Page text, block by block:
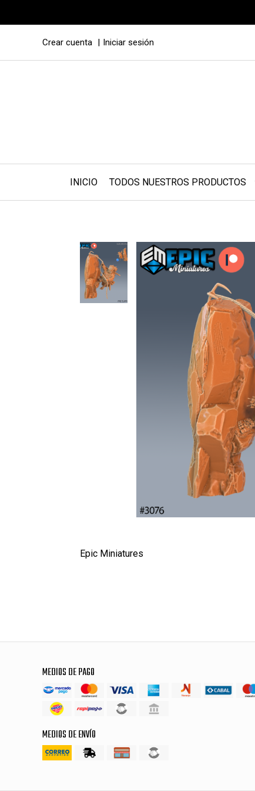
Crear cuenta Iniciar sesión
INICIO TODOS NUESTROS PRODUCTOS
Epic Miniatures
MEDIOS DE PAGO
MEDIOS DE ENVÍO